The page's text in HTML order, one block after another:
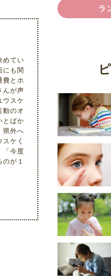
めてい
にも関
とホ
んが声
スケ
動のオ
とばか
県外へ
ケく
「今度
が１
ラ